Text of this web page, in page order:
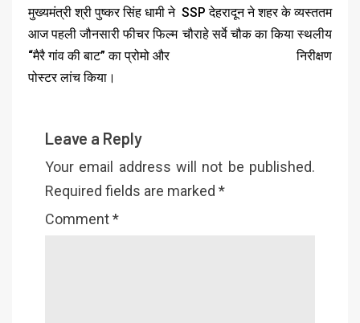
मुख्यमंत्री श्री पुष्कर सिंह धामी ने
आज पहली जौनसारी फीचर फिल्म
“मैरै गांव की बाट” का प्रोमो और
पोस्टर लांच किया।
SSP देहरादून ने शहर के व्यस्ततम
चौराहे सर्वे चौक का किया स्थलीय
निरीक्षण
Leave a Reply
Your email address will not be published.
Required fields are marked *
Comment*